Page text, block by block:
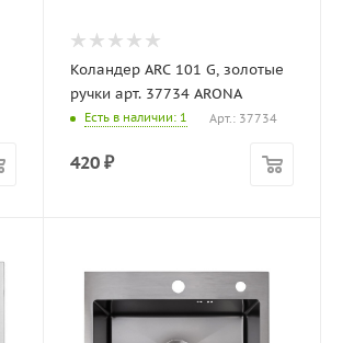
Коландер ARC 101 G, золотые
ручки арт. 37734 ARONA
Есть в наличии: 1 Арт.: 37734
420 ₽